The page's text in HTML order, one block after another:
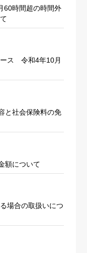
60時間超の時間外
ース 令和4年10月
と社会保険料の免
額について
場合の取扱いにつ